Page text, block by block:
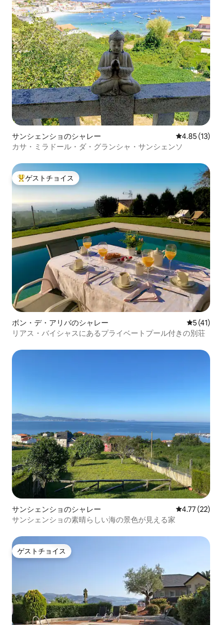
サンシェンショのシャレー レビュー13
4.85 (13)
カサ・ミラドール・ダ・グランシャ・サンシェンソ
大好評のゲストチョイスです。
ゲストチョイス
ボン・デ・アリバのシャレー レビュー
5 (41)
リアス・バイシャスにあるプライベートプール付きの別荘
サンシェンショのシャレー レビュー22
4.77 (22)
サンシェンショの素晴らしい海の景色が見える家
ゲストチョイス
ゲストチョイス